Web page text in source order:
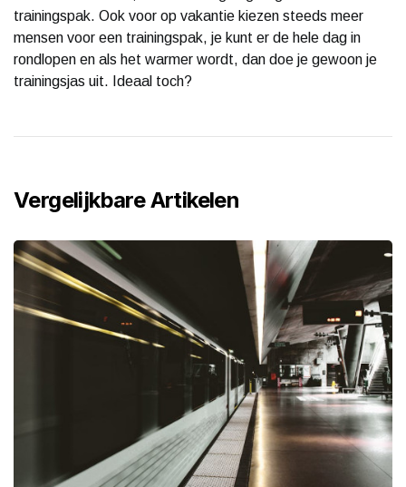
trainingspak. Ook voor op vakantie kiezen steeds meer
mensen voor een trainingspak, je kunt er de hele dag in
rondlopen en als het warmer wordt, dan doe je gewoon je
trainingsjas uit. Ideaal toch?
Vergelijkbare Artikelen